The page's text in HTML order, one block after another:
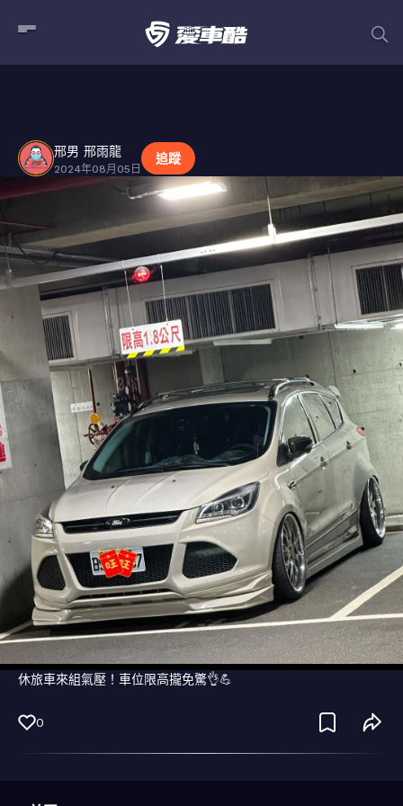
貼文
邢男 邢雨龍
2024年08月05日
追蹤
休旅車來組氣壓！車位限高攏免驚👌💪
0